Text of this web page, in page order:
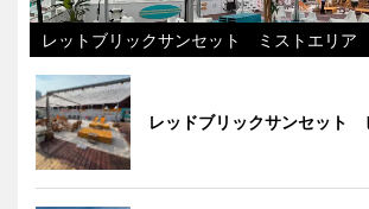
レットブリックサンセット ミストエリア
レッドブリックサンセット